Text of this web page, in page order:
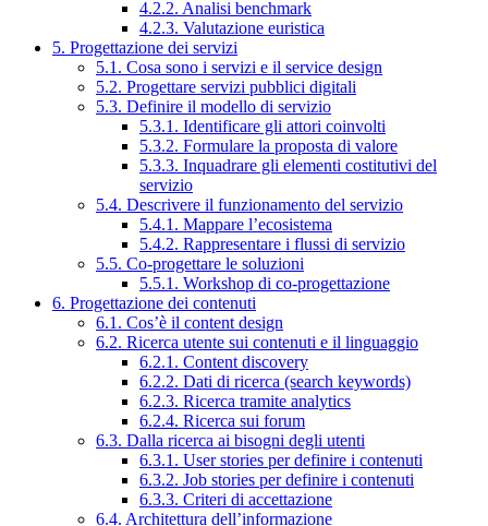
4.2.2. Analisi benchmark
4.2.3. Valutazione euristica
5. Progettazione dei servizi
5.1. Cosa sono i servizi e il service design
5.2. Progettare servizi pubblici digitali
5.3. Definire il modello di servizio
5.3.1. Identificare gli attori coinvolti
5.3.2. Formulare la proposta di valore
5.3.3. Inquadrare gli elementi costitutivi del
servizio
5.4. Descrivere il funzionamento del servizio
5.4.1. Mappare l’ecosistema
5.4.2. Rappresentare i flussi di servizio
5.5. Co-progettare le soluzioni
5.5.1. Workshop di co-progettazione
6. Progettazione dei contenuti
6.1. Cos’è il content design
6.2. Ricerca utente sui contenuti e il linguaggio
6.2.1. Content discovery
6.2.2. Dati di ricerca (search keywords)
6.2.3. Ricerca tramite analytics
6.2.4. Ricerca sui forum
6.3. Dalla ricerca ai bisogni degli utenti
6.3.1. User stories per definire i contenuti
6.3.2. Job stories per definire i contenuti
6.3.3. Criteri di accettazione
6.4. Architettura dell’informazione